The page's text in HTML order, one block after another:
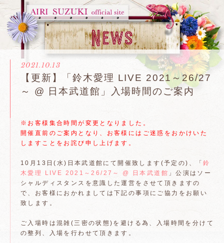
2021.10.13
【更新】「鈴木愛理 LIVE 2021～26/27
～ @ 日本武道館」入場時間のご案内
※お客様集合時間が変更となりました。
開催直前のご案内となり、お客様にはご迷惑をおかけいた
しますことをお詫び申し上げます。
10月13日(水)日本武道館にて開催致します(予定の)、「鈴
木愛理 LIVE 2021～26/27～ @ 日本武道館 」公演はソー
シャルディスタンスを意識した運営をさせて頂きますの
で、お客様におかれましては下記の事項にご協力をお願い
致します。
ご入場時は混雑(三密の状態)を避ける為、入場時間を分けて
の整列、入場を行わせて頂きます。